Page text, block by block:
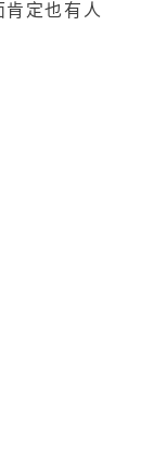
定也有人